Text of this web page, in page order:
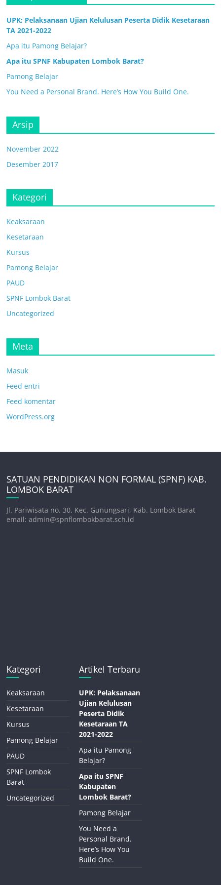
UPK: Pelaksanaan Ujian Kelulusan Peserta Didik Kesetaraan
TA 2021-2022
Apa itu Pamong Belajar?
Apa itu SPNF Kabupaten Lombok Barat?
Pamong Belajar
You Need a Personal Brand. Here’s How You Build One.
Arsip
November 2022
Desember 2017
Kategori
Keaksaraan
Kesetaraan
Kursus
Pamong Belajar
PAUD
SPNF Lombok Barat
Uncategorized
Meta
Masuk
Feed entri
Feed komentar
WordPress.org
SATUAN PENDIDIKAN NON FORMAL (SPNF) KAB.
LOMBOK BARAT
Jl. Pariwisata no. 30, Kec. Gunungsari, Kab. Lombok Barat
email: admin@spnflombokbarat.sch.id
Kategori
Keaksaraan
Kesetaraan
Kursus
Pamong Belajar
PAUD
SPNF Lombok
Barat
Uncategorized
Artikel Terbaru
UPK: Pelaksanaan
Ujian Kelulusan
Peserta Didik
Kesetaraan TA
2021-2022
Apa itu Pamong
Belajar?
Apa itu SPNF
Kabupaten
Lombok Barat?
Pamong Belajar
You Need a
Personal Brand.
Here’s How You
Build One.